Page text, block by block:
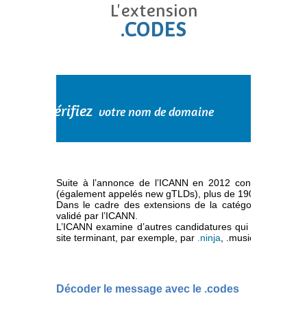
L'extension
.CODES
Vérifiez votre nom de domaine
Suite à l’annonce de l’ICANN en 2012 concernant
(également appelés new gTLDs), plus de 1900 dossiers
Dans le cadre des extensions de la catégorie
validé par l’ICANN.
L’ICANN examine d’autres candidatures qui auront la
site terminant, par exemple, par .ninja , .music ou
Décoder le message avec le .codes